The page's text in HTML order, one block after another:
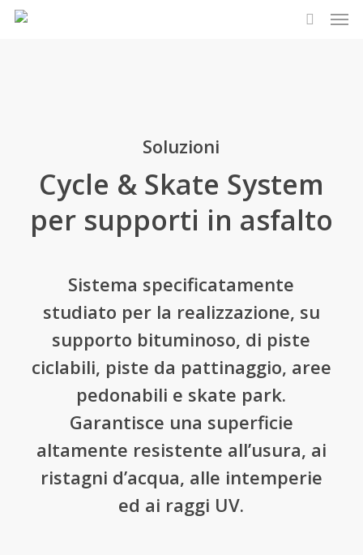
Skip
Soluzioni
Cycle & Skate System
per supporti in asfalto
Sistema specificatamente
studiato per la realizzazione, su
supporto bituminoso, di piste
ciclabili, piste da pattinaggio, aree
pedonabili e skate park.
Garantisce una superficie
altamente resistente all’usura, ai
ristagni d’acqua, alle intemperie
ed ai raggi UV.